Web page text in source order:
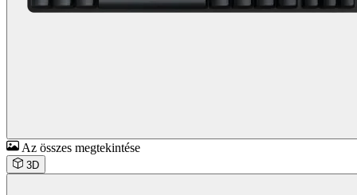
Az összes megtekintése
3D